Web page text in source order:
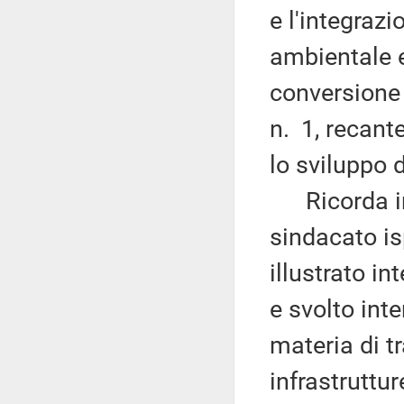
e
ambientale
n. 1,
lo sviluppo
Ricorda
sindacato
illustrato
e svolto
materia di